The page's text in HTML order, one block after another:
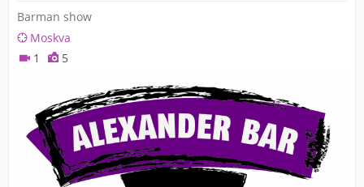
Barman show
Moskva
1
5